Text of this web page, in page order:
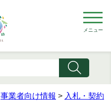
メニュー
事業者向け情報 > 入札・契約